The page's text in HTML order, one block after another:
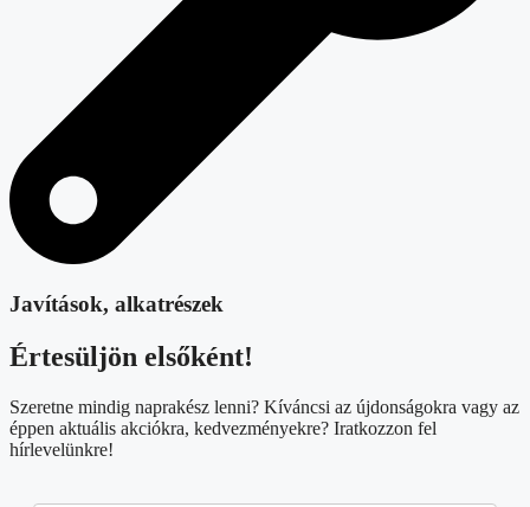
Javítások, alkatrészek
Értesüljön elsőként!
Szeretne mindig naprakész lenni? Kíváncsi az újdonságokra vagy az
éppen aktuális akciókra, kedvezményekre? Iratkozzon fel
hírlevelünkre!